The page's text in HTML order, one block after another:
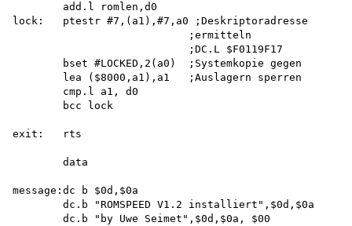
        add.l romlen,d0
lock:   ptestr #7,(a1),#7,a0 ;Deskriptoradresse
                            ;ermitteln
                            ;DC.L $F0119F17
        bset #LOCKED,2(a0)  ;Systemkopie gegen
        lea ($8000,a1),a1   ;Auslagern sperren
        cmp.l a1, d0
        bcc lock
exit:   rts
        data
message:dc b $0d,$0a
        dc.b "ROMSPEED V1.2 installiert",$0d,$0a
        dc.b "by Uwe Seimet",$0d,$0a, $00